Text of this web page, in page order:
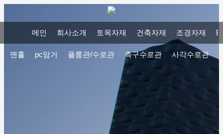
메인 회사소개 토목자재 건축자재 조경자재
맨홀 pc암거 플룸관/수로관 측구수로관 사각수로관